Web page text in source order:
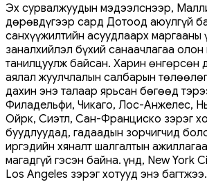
Эх сурвалжуудын мэдээлснээр,
дөрөвдүгээр сард Дотоод аюулгүй
санхүүжилтийн асуудлаарх маргааны
заналхийлэл бүхий санаачлагаа
танилцуулж байсан. Харин өнгөрсөн
аялал жуулчлалын салбарын
дахин энэ талаар ярьсан бөгөөд
Филадельфи, Чикаго, Лос-Анжелес,
Ойрк, Сиэтл, Сан-Франциско зэрэг
буудлуудад, гадаадын зорчигчид
иргэдийн хяналт шалгалтын
магадгүй гэсэн байна. Үүнд, New York
Los Angeles зэрэг хотууд энэ багтжээ.